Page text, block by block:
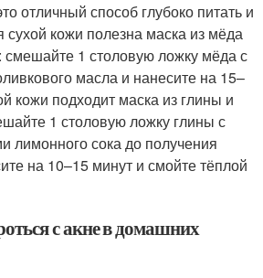
отличный способ глубоко питать и
сухой кожи полезна маска из мёда
смешайте 1 столовую ложку мёда с
масла и нанесите на 15–
кожи подходит маска из глины и
1 столовую ложку глины с
лимонного сока до получения
на 10–15 минут и смойте тёплой
с акне в домашних